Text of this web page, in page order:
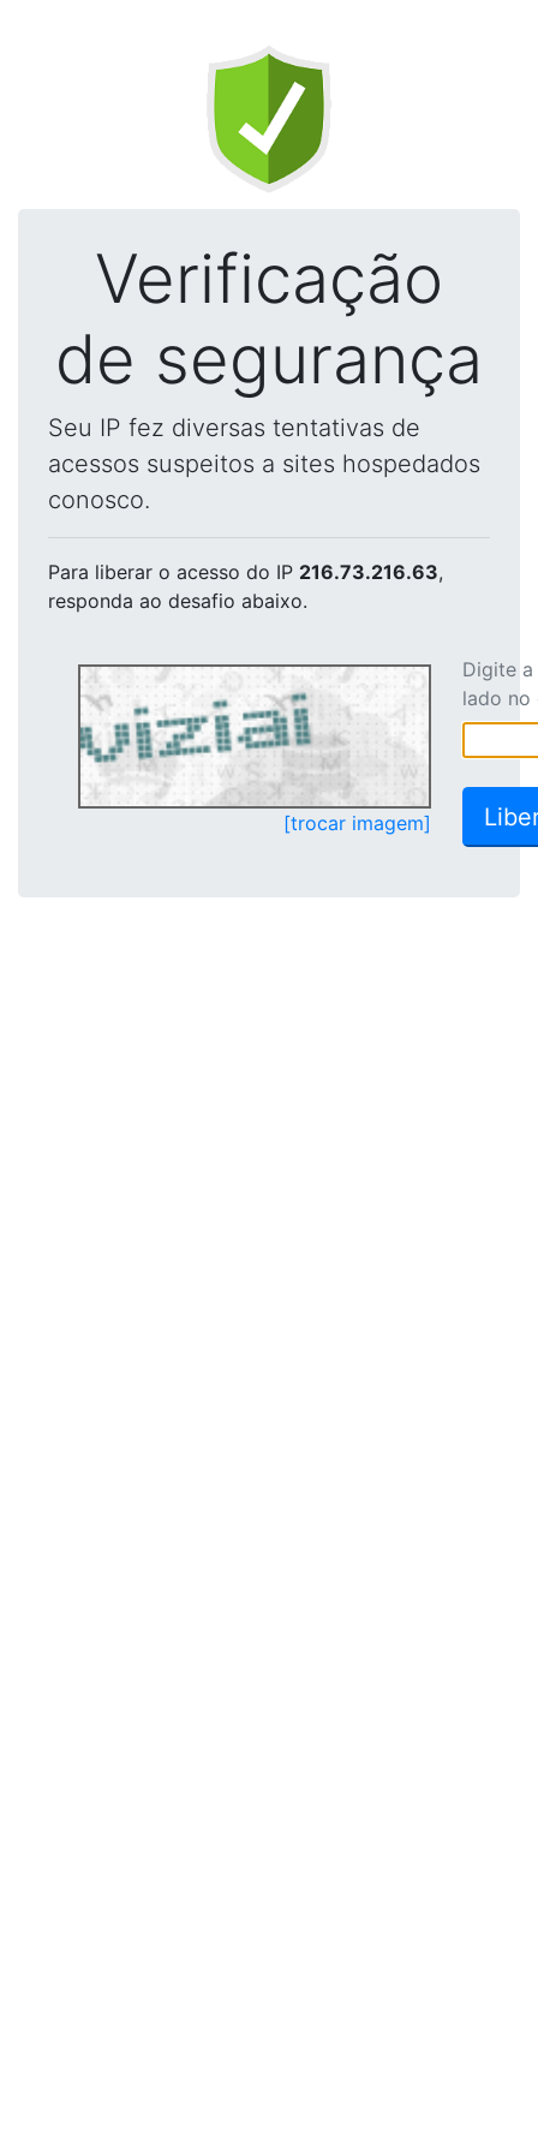
Verificação
de segurança
Seu IP fez diversas tentativas de
acessos suspeitos a sites hospedados
conosco.
Para liberar o acesso do IP 216.73.216.63,
responda ao desafio abaixo.
[trocar imagem]
Digite
lado no